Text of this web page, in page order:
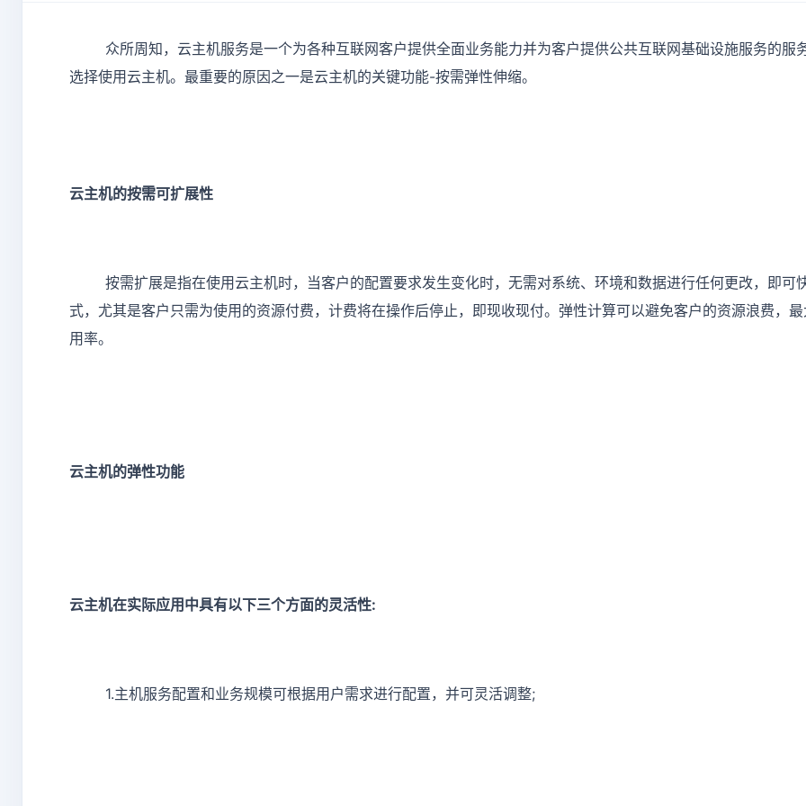
众所周知，云主机服务是一个为各种互联网客户提供全面业务能力并为客户提供公共互联网基础设施服务的服
选择使用云主机。最重要的原因之一是云主机的关键功能-按需弹性伸缩。
云主机的按需可扩展性
按需扩展是指在使用云主机时，当客户的配置要求发生变化时，无需对系统、环境和数据进行任何更改，即
式，尤其是客户只需为使用的资源付费，计费将在操作后停止，即现收现付。弹性计算可以避免客户的资源浪费，
用率。
云主机的弹性功能
云主机在实际应用中具有以下三个方面的灵活性:
1.主机服务配置和业务规模可根据用户需求进行配置，并可灵活调整;